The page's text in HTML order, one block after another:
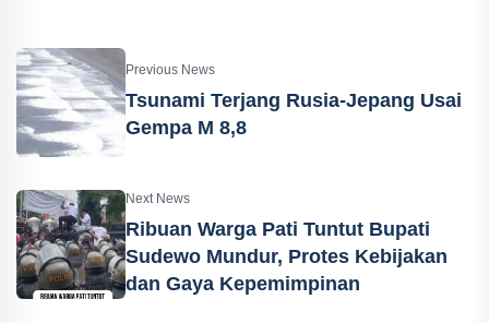
Previous News
Tsunami Terjang Rusia-Jepang Usai
Gempa M 8,8
Next News
Ribuan Warga Pati Tuntut Bupati
Sudewo Mundur, Protes Kebijakan
dan Gaya Kepemimpinan